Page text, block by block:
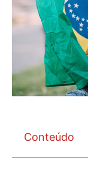
Conteúdo